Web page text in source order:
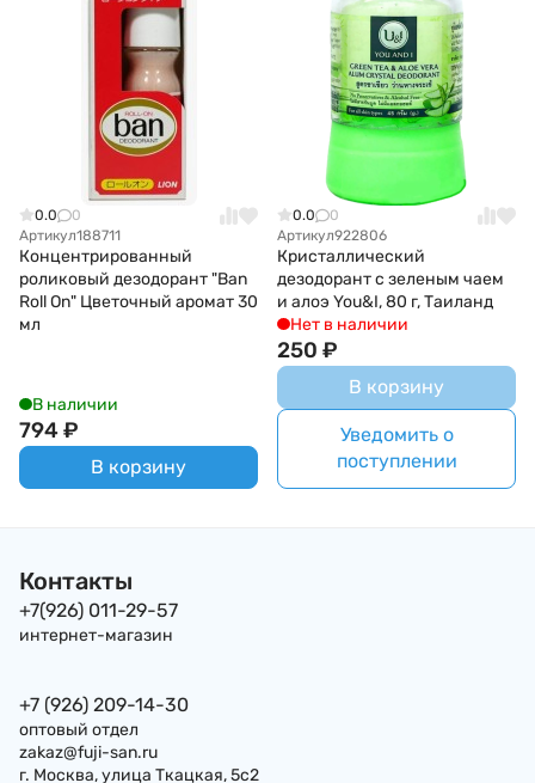
0.0
0
Артикул188711
Концентрированный
роликовый дезодорант "Ban
Roll On" Цветочный аромат 30
мл
В наличии
794₽
В корзину
0.0
0
Артикул922806
Кристаллический
дезодорант с зеленым чаем
и алоэ You&I, 80 г, Таиланд
Нет в наличии
250 ₽
В корзину
Уведомить о
поступлении
Контакты
+7(926) 011-29-57
интернет-магазин
+7 (926) 209-14-30
оптовый отдел
zakaz@fuji-san.ru
г. Москва, улица Ткацкая, 5с2